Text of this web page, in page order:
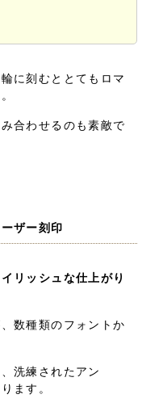
に刻むととてもロマ
合わせるのも素敵で
ザー刻印
リッシュな仕上がり
数種類のフォントか
洗練されたアン
ます。